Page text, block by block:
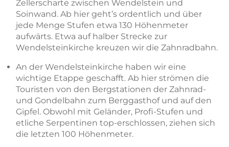
Zellerscharte zwischen Wendelstein und
Soinwand. Ab hier geht’s ordentlich und über
jede Menge Stufen etwa 130 Höhenmeter
aufwärts. Etwa auf halber Strecke zur
Wendelsteinkirche kreuzen wir die Zahnradbahn.
An der Wendelsteinkirche haben wir eine
wichtige Etappe geschafft. Ab hier strömen die
Touristen von den Bergstationen der Zahnrad-
und Gondelbahn zum Berggasthof und auf den
Gipfel. Obwohl mit Geländer, Profi-Stufen und
etliche Serpentinen top-erschlossen, ziehen sich
die letzten 100 Höhenmeter.